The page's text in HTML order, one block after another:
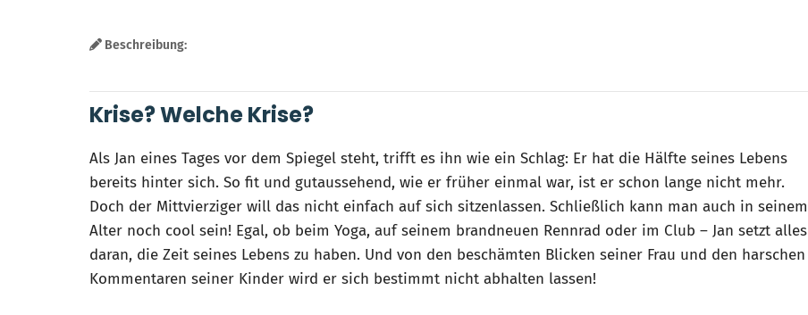
Beschreibung:
Krise? Welche Krise?
Als Jan eines Tages vor dem Spiegel steht, trifft es ihn wie ein Schlag: Er hat die Hälfte seines Lebens
bereits hinter sich. So fit und gutaussehend, wie er früher einmal war, ist er schon lange nicht mehr.
Doch der Mittvierziger will das nicht einfach auf sich sitzenlassen. Schließlich kann man auch in seinem
Alter noch cool sein! Egal, ob beim Yoga, auf seinem brandneuen Rennrad oder im Club – Jan setzt alles
daran, die Zeit seines Lebens zu haben. Und von den beschämten Blicken seiner Frau und den harschen
Kommentaren seiner Kinder wird er sich bestimmt nicht abhalten lassen!